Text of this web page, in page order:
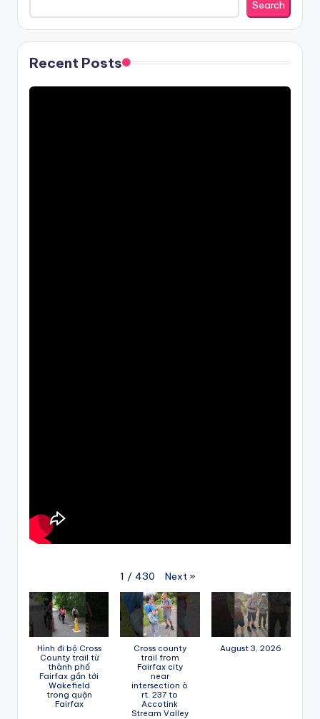
Search
Recent Posts
1 / 430 Next »
Hình đi bộ Cross
County trail từ
thành phố
Fairfax gần tới
Wakefield
trong quận
Fairfax
Cross county
trail from
Fairfax city
near
intersection ò
rt. 237 to
Accotink
Stream Valley
August 3, 2026